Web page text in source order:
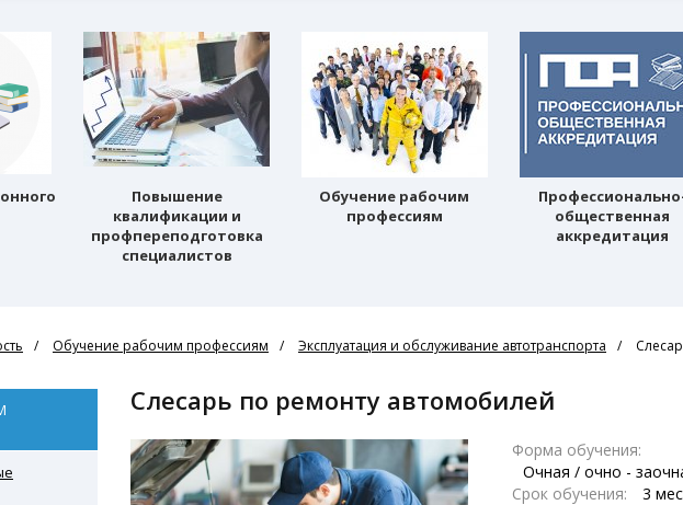
Повышение
квалификации и
профпереподготовка
специалистов
Обучение рабочим
профессиям
общественная
аккредитация
Обучение рабочим профессиям Эксплуатация и обслуживание автотранспорта
Слесарь по ремонту автомобилей
Форма обучения:
Очная / очно -
Срок обучения:
3